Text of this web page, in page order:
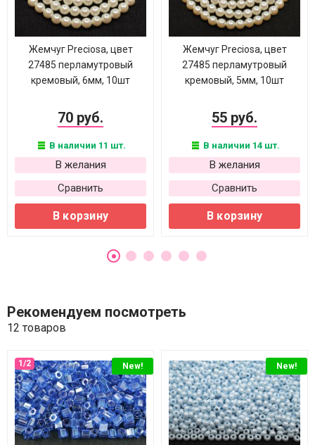
Жемчуг Preciosa, цвет
27485 перламутровый
кремовый, 6мм, 10шт
70 руб.
В наличии 11 шт.
В желания
Сравнить
В корзину
Жемчуг Preciosa, цвет
27485 перламутровый
кремовый, 5мм, 10шт
55 руб.
В наличии 14 шт.
В желания
Сравнить
В корзину
Рекомендуем посмотреть
12 товаров
New! New!